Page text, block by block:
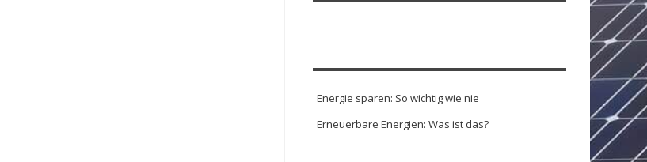
Energie sparen: So wichtig wie nie
Erneuerbare Energien: Was ist das?